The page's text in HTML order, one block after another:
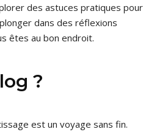
des astuces pratiques pour
dans des réflexions
êtes au bon endroit.
?
est un voyage sans fin.